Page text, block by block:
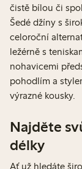
čistě bílou či
Šedé džíny s
celoroční
ležérně s
nohavicemi
pohodlím a
výrazné kousky.
Najděte
délky
Ať už hledáte